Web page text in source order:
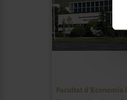
Facultat d’Economia i